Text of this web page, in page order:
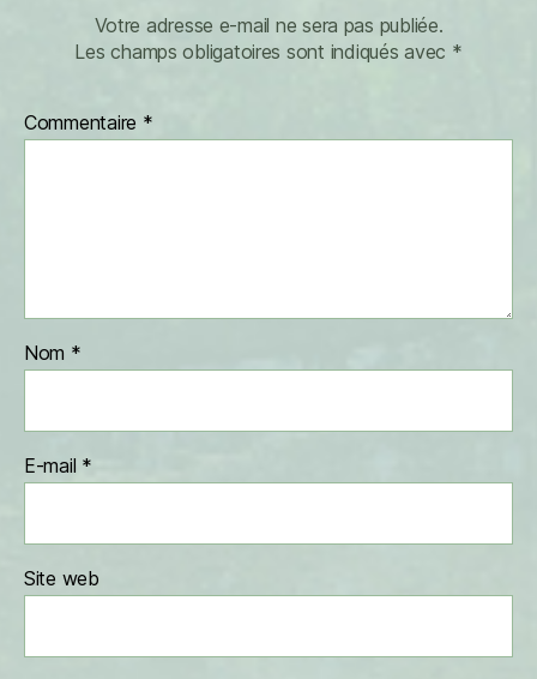
Votre adresse e-mail ne sera pas publiée.
Les champs obligatoires sont indiqués avec *
Commentaire *
Nom *
E-mail *
Site web